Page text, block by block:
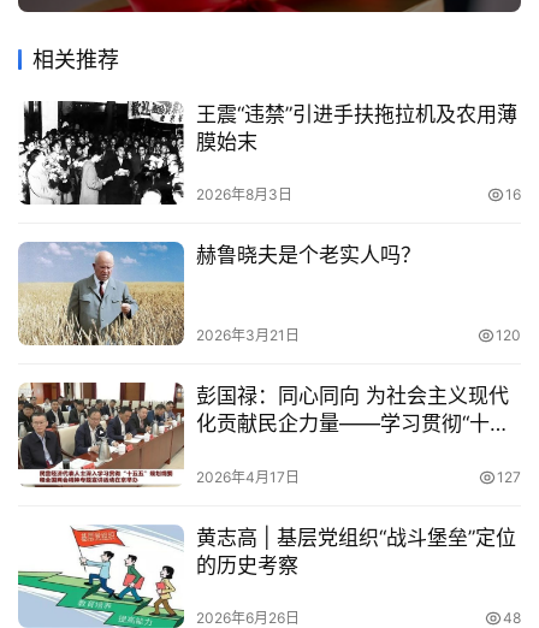
相关推荐
王震“违禁”引进手扶拖拉机及农用薄
膜始末
2026年8月3日 16
赫鲁晓夫是个老实人吗？
2026年3月21日 120
彭国禄：同心同向 为社会主义现代
化贡献民企力量——学习贯彻“十五
讲活动学习体会
2026年4月17日 127
黄志高 | 基层党组织“战斗堡垒”定位
的历史考察
2026年6月26日 48